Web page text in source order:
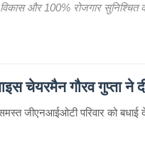
विकास और 100% रोजगार
चेयरमैन गौरव गुप्ता ने
जीएनआईओटी परिवार को बधाई